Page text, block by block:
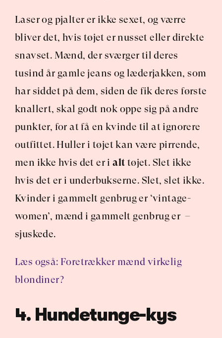
Laser og pjalter er ikke sexet, og værre
bliver det, hvis tøjet er nusset eller direkte
snavset. Mænd, der sværger til deres
tusind år gamle jeans og læderjakken, som
har siddet på dem, siden de fik deres første
knallert, skal godt nok oppe sig på andre
punkter, for at få en kvinde til at ignorere
outfittet. Huller i tøjet kan være pirrende,
men ikke hvis det er i alt tøjet. Slet ikke
hvis det er i underbukserne. Slet, slet ikke.
Kvinder i gammelt genbrug er ‘vintage-
women’, mænd i gammelt genbrug er  –
sjuskede.
Læs også: Foretrækker mænd virkelig
blondiner?
4. Hundetunge-kys